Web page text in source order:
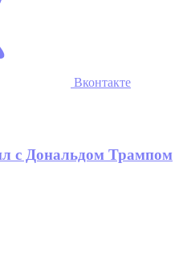
Вконтакте
с Дональдом Трампом